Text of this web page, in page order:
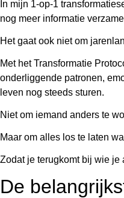
In mijn 1-op-1
nog meer informatie
Het gaat ook niet om
Met het Transformatie
onderliggende patronen,
leven nog steeds sturen.
Niet om iemand anders te
Maar om alles los te laten
Zodat je terugkomt bij wie je
De